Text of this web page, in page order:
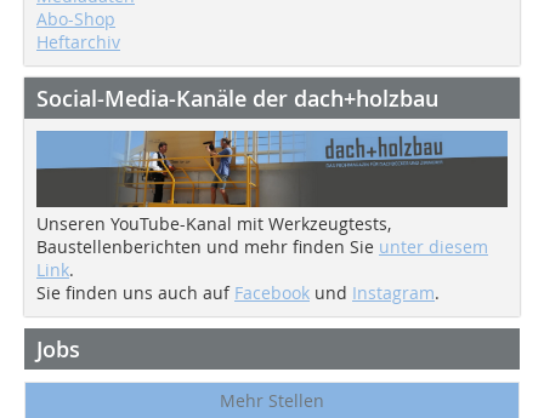
Abo-Shop
Heftarchiv
Social-Media-Kanäle der dach+holzbau
Unseren YouTube-Kanal mit Werkzeugtests,
Baustellenberichten und mehr finden Sie unter diesem
Link.
Sie finden uns auch auf Facebook und Instagram.
Jobs
Mehr Stellen